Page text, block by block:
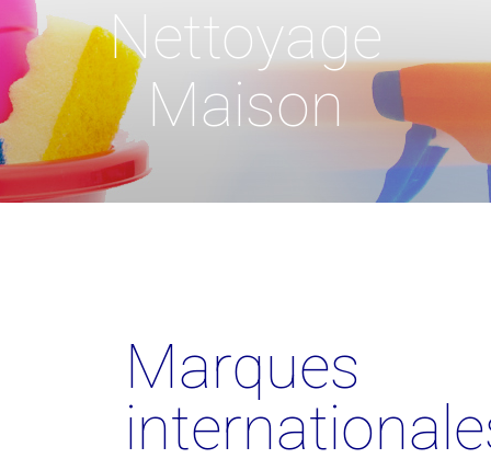
Nettoyage
Maison
Marques